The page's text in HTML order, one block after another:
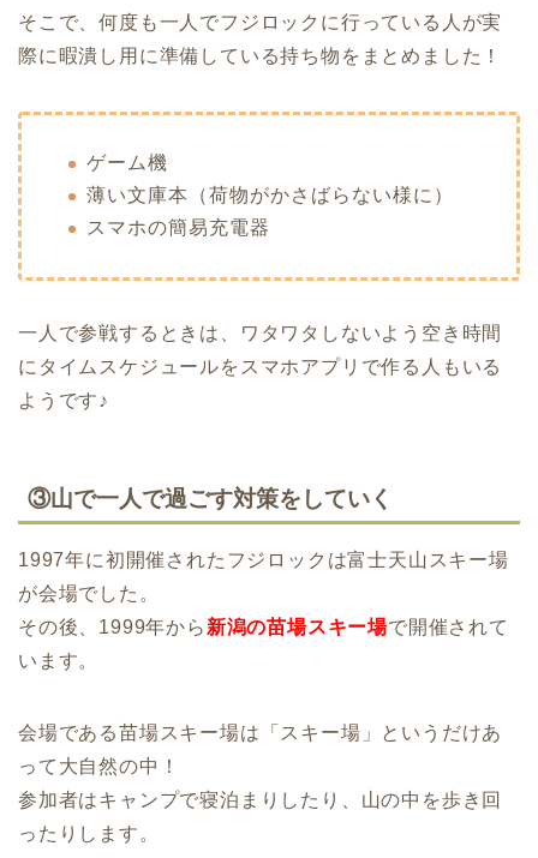
そこで、何度も一人でフジロックに行っている人が実
際に暇潰し用に準備している持ち物をまとめました！
ゲーム機
薄い文庫本（荷物がかさばらない様に）
スマホの簡易充電器
一人で参戦するときは、ワタワタしないよう空き時間
にタイムスケジュールをスマホアプリで作る人もいる
ようです♪
③山で一人で過ごす対策をしていく
1997年に初開催されたフジロックは富士天山スキー場
が会場でした。
その後、1999年から 新潟の苗場スキー場で開催されて
います。
会場である苗場スキー場は「スキー場」というだけあ
って大自然の中！
参加者はキャンプで寝泊まりしたり、山の中を歩き回
ったりします。